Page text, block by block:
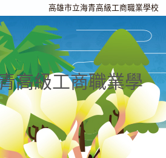
高雄市立海青高級工商職業學校
高級工商職業學